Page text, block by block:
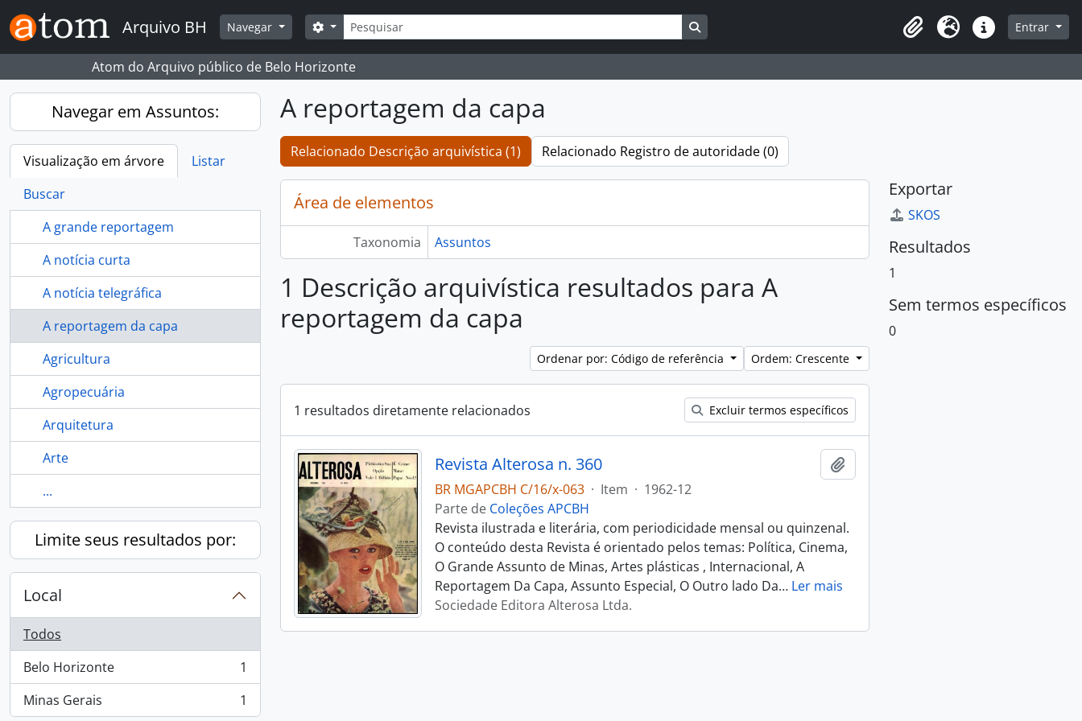
Skip to main content
Arquivo BH Navegar Buscar
Opções de busca
Área de Transferência
Idioma Atalhos Entrar
Atom do Arquivo público de Belo Horizonte
Navegar em Assuntos:
Visualização em árvore
Listar
Buscar
A grande reportagem
A notícia curta
A notícia telegráfica
A reportagem da capa
Agricultura
Agropecuária
Arquitetura
Arte
...
Limite seus resultados por:
Local
Todos
Belo Horizonte
, 1 resultados
1
Minas Gerais
, 1 resultados 1
A reportagem da capa
Relacionado Descrição arquivística (1) Relacionado Registro de autoridade (0)
Área de elementos
Taxonomia Assuntos
1 Descrição arquivística resultados para A
reportagem da capa
Ordenar por: Código de referência Ordem: Crescente
1 resultados diretamente relacionados Excluir termos específicos
Revista Alterosa n. 360
BR MGAPCBH C/16/x-063 · Item · 1962-12
Parte de Coleções APCBH
Revista ilustrada e literária, com periodicidade mensal ou quinzenal.
O conteúdo desta Revista é orientado pelos temas: Política, Cinema,
O Grande Assunto de Minas, Artes plásticas , Internacional, A
Reportagem Da Capa, Assunto Especial, O Outro lado Da… Ler mais
Sociedade Editora Alterosa Ltda.
Exportar
SKOS
Resultados
1
Sem termos específicos
0